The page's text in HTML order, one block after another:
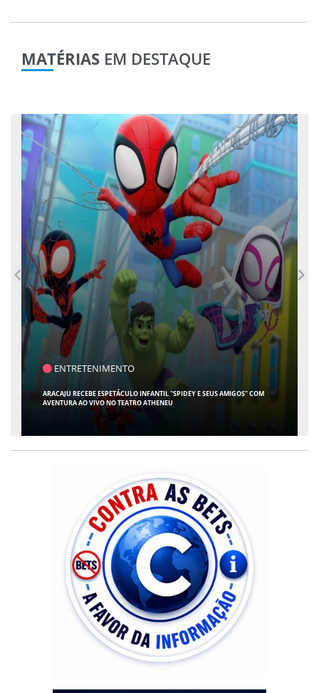
MATÉRIAS EM DESTAQUE
SAÚDE
CONTABILIDADE ESPECIALIZADA PARA MÉDICOS GANHA ESPAÇO EM SERGIPE
COM ATUAÇÃO PIONEIRA DA RISSI